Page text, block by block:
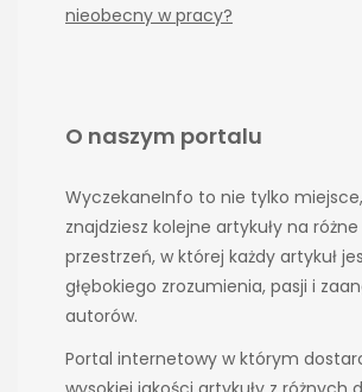
nieobecny w pracy?
O naszym portalu
WyczekaneInfo to nie tylko
znajdziesz kolejne artykuły na
przestrzeń, w której każdy artykuł
głębokiego zrozumienia, pasji i
autorów.
Portal internetowy w którym